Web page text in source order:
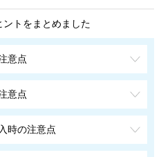
トをまとめました
意点
意点
時の注意点